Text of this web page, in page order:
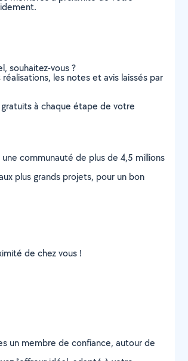
souhaitez-vous ?
les notes et avis laissés par
à chaque étape de votre
communauté de plus de 4,5 millions
plus grands projets, pour un bon
de chez vous !
un membre de confiance, autour de